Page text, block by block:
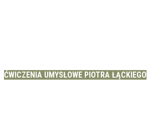
ĆWICZENIA UMYSŁOWE PIOTRA ŁĄCKIEGO